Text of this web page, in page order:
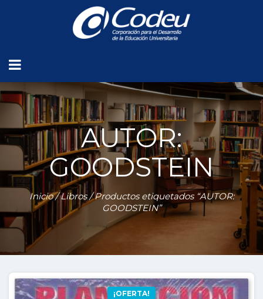
AUTOR:
GOODSTEIN
Inicio/Libros/ Productos etiquetados “AUTOR:
GOODSTEIN”
¡OFERTA!